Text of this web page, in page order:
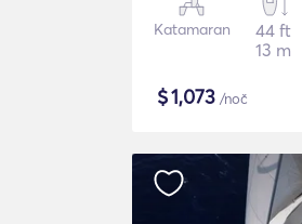
Katamaran
44 ft
13 m
$1,073 /noč